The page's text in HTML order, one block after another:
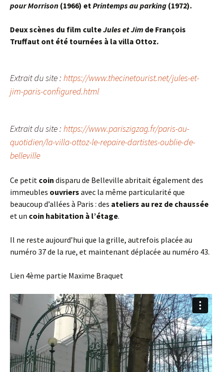
pour Morrison (1966) etPrintemps au parking (1972).
Deux scènes du film culteJules et Jim de François
Truffaut ont été tournées à la villa Ottoz.
Extrait du site : https://www.thecinetourist.net/jules-et-
jim-paris-configured.html
Extrait du site : https://www.pariszigzag.fr/paris-au-
quotidien/la-villa-ottoz-le-repaire-dartistes-oublie-de-
belleville
Ce petit coin disparu de Belleville abritait également des
immeubles ouvriers avec la même particularité que
beaucoup d’allées à Paris : des ateliers au rez de chaussée
et un coin habitation à l’étage.
Il ne reste aujourd’hui que la grille, autrefois placée au
numéro 37 de la rue, et maintenant déplacée au numéro 43.
Lien 4ème partie Maxime Braquet